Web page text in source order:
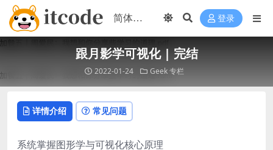
登录
跟月影学可视化 | 完结
2022-01-24 Geek 专栏
详情介绍 常见问题
系统掌握图形学与可视化核心原理